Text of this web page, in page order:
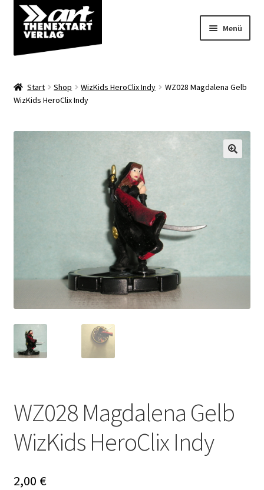
Zur
Navigation
springen
Zum
Inhalt
springen
Menü
Shop
Über uns
Start Shop WizKids HeroClix Indy
WZ028 Magdalena Gelb
WizKids HeroClix Indy
WZ028 Magdalena Gelb
WizKids HeroClix Indy
2,00 €